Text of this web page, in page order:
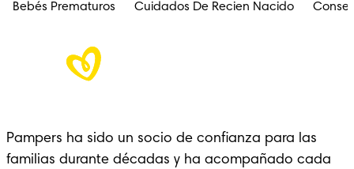
Bebés Prematuros Cuidados De Recien Nacido
Pampers ha sido un socio de confianza para las
familias durante décadas y ha acompañado cada